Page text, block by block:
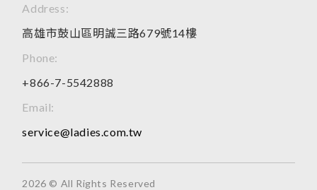
Address:
高雄市鼓山區明誠三路679號14樓
Phone:
+866-7-5542888
Email:
service@ladies.com.tw
2026 © All Rights Reserved